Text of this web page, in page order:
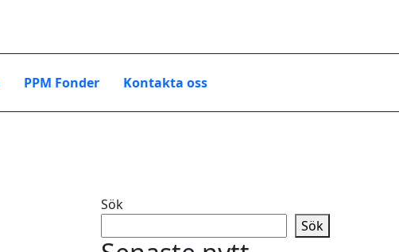
PPM Fonder Kontakta oss
Sök
Sök